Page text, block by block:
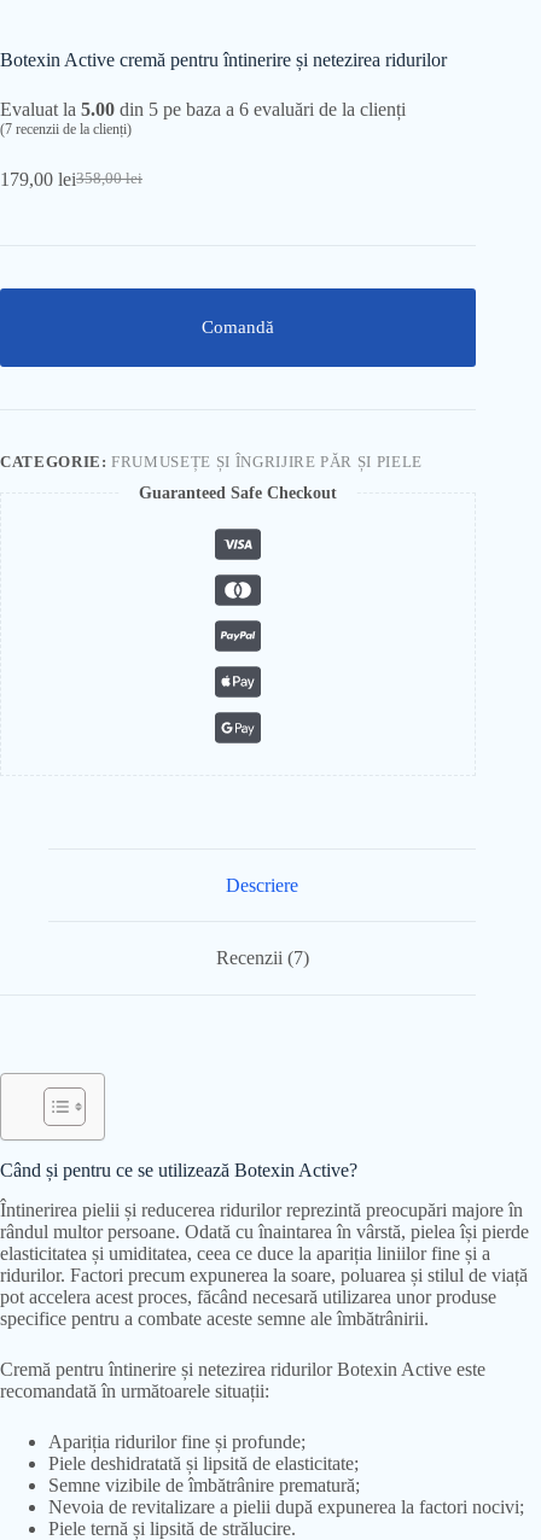
Botexin Active cremă pentru întinerire și netezirea ridurilor
Evaluat la 5.00 din 5 pe baza a 6 evaluări de la clienți
(7 recenzii de la clienți)
358,00lei
Prețul
179,00 leiPrețul
Comandă
CATEGORIE:FRUMUSEȚE ȘI ÎNGRIJIRE PĂR ȘI PIELE
Guaranteed Safe Checkout
Descriere
Recenzii (7)
Când și pentru ce se utilizează Botexin Active?
Întinerirea pielii și reducerea ridurilor reprezintă preocupări majore în
rândul multor persoane. Odată cu înaintarea în vârstă, pielea își pierde
elasticitatea și umiditatea, ceea ce duce la apariția liniilor fine și a
ridurilor. Factori precum expunerea la soare, poluarea și stilul de viață
pot accelera acest proces, făcând necesară utilizarea unor produse
specifice pentru a combate aceste semne ale îmbătrânirii.
Cremă pentru întinerire și netezirea ridurilor Botexin Active este
recomandată în următoarele situații:
Apariția ridurilor fine și profunde;
Piele deshidratată și lipsită de elasticitate;
Semne vizibile de îmbătrânire prematură;
Nevoia de revitalizare a pielii după expunerea la factori nocivi;
Piele ternă și lipsită de strălucire.